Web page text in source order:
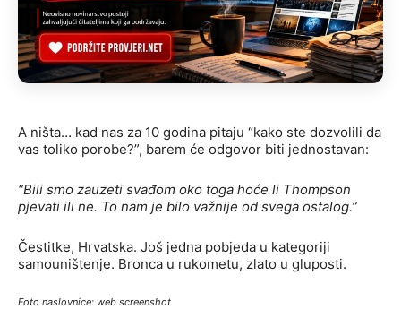
A ništa… kad nas za 10 godina pitaju “kako ste dozvolili da
vas toliko porobe?”, barem će odgovor biti jednostavan:
“Bili smo zauzeti svađom oko toga hoće li Thompson
pjevati ili ne. To nam je bilo važnije od svega ostalog.”
Čestitke, Hrvatska. Još jedna pobjeda u kategoriji
samouništenje. Bronca u rukometu, zlato u gluposti.
Foto naslovnice: web screenshot